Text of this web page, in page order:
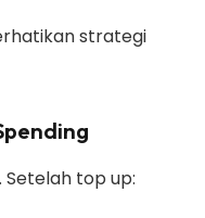
strategi
top up: